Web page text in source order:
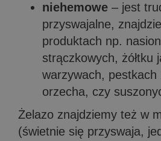
niehemowe – jest
przyswajalne,
produktach np.
strączkowych, żółtku
warzywach, pestkach
orzecha, czy
Żelazo znajdziemy też w
(świetnie się przyswaja,